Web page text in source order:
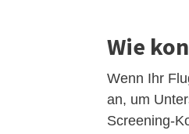
Wie
Wenn Ihr
an, um
Screening-